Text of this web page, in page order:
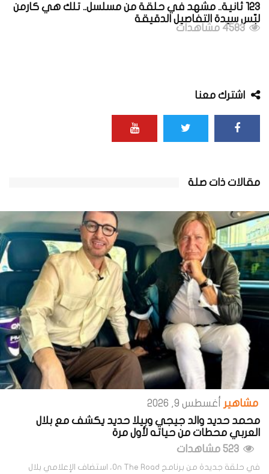
123 ثانية.. مشهد في حلقة من مسلسل.. تلك هي كارمن
لبّس سيدة التفاصيل الدقيقة
4583 مشاهدات
اشترك معنا
مقالات ذات صلة
مشاهير
أغسطس 9, 2026
محمد حديد والد جيجي وبيلا حديد يكشف مع بلال
العربي محطات من حياته لأول مرة
في حلقة جديدة من برنامج On The Road، استضاف الإعلامي بلال